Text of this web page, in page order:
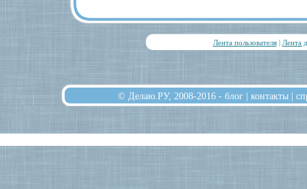
Лента пользователя| Лента
© Делаю.РУ, 2008-2016 - блог | контакты |